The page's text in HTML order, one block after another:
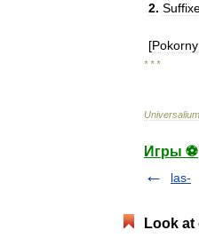
2.
[Pokorny
* * *
Universalium
Игры ⚽
las-
Look